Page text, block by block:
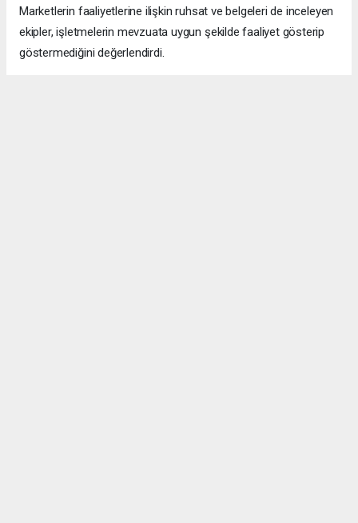
Marketlerin faaliyetlerine ilişkin ruhsat ve belgeleri de inceleyen
ekipler, işletmelerin mevzuata uygun şekilde faaliyet gösterip
göstermediğini değerlendirdi.